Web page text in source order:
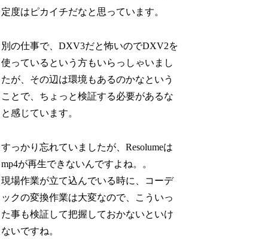
定度はピカイチだなと思っています。
別の仕事で、DXV3だと怖いのでDXV2を
使っているという方もいらっしゃいまし
たが、その辺は環境もあるのかなという
ことで、ちょっと検証する必要があるな
と感じています。
すっかり忘れていましたが、Resolumeは
mp4が再生できないんですよね。。
現場作業が立て込んでいる時に、コーデ
ックの変換作業は大変なので、こういっ
た事も検証して把握しておかないといけ
ないですね。